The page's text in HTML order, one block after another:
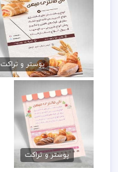
طرح تراکت نان باگت
79,000 تومانپوستر و تراکت
دانلود تراکت نان فانتزی
psd
79,000 تومان
پوستر و تراکت